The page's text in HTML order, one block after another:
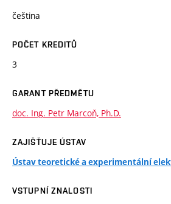
čeština
POČET KREDITŮ
3
GARANT PŘEDMĚTU
doc. Ing. Petr Marcoň, Ph.D.
ZAJIŠŤUJE ÚSTAV
Ústav teoretické a experimentální
VSTUPNÍ ZNALOSTI